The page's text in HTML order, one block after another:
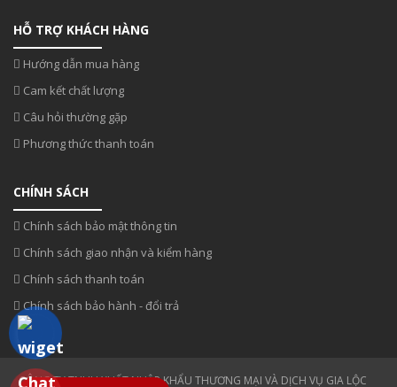
HỖ TRỢ KHÁCH HÀNG
Hướng dẫn mua hàng
Cam kết chất lượng
Câu hỏi thường gặp
Phương thức thanh toán
CHÍNH SÁCH
Chính sách bảo mật thông tin
Chính sách giao nhận và kiểm hàng
Chính sách thanh toán
Chính sách bảo hành - đổi trả
CÔNG TY TNHH XUẤT NHẬP KHẨU THƯƠNG MẠI VÀ DỊCH VỤ GIA LỘC